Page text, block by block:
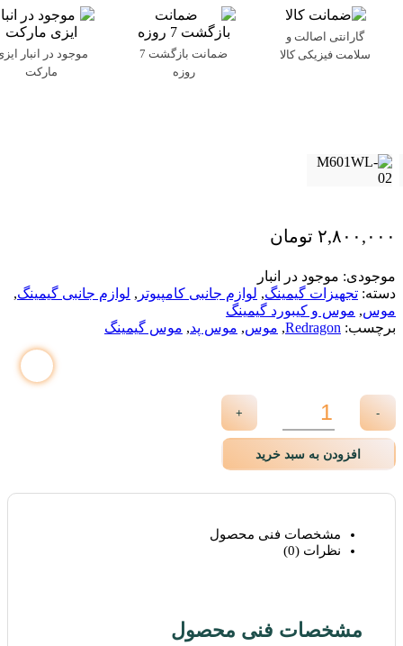
گارانتی اصالت و
سلامت فیزیکی کالا
ضمانت بازگشت 7
روزه
موجود در انبار
مارکت
۲,۸۰۰,۰۰۰ تومان
موجودی: موجود در انبار
دسته: تجهیزات گیمینگ, لوازم جانبی کامپیوتر , لوازم جانبی گیمینگ,
موس, موس و کیبورد گیمینگ
برچسب: Redragon
, موس, موس پد, موس گیمینگ
-
+
افزودن به سبد خرید
مشخصات فنی محصول
نظرات (0)
مشخصات فنی محصول